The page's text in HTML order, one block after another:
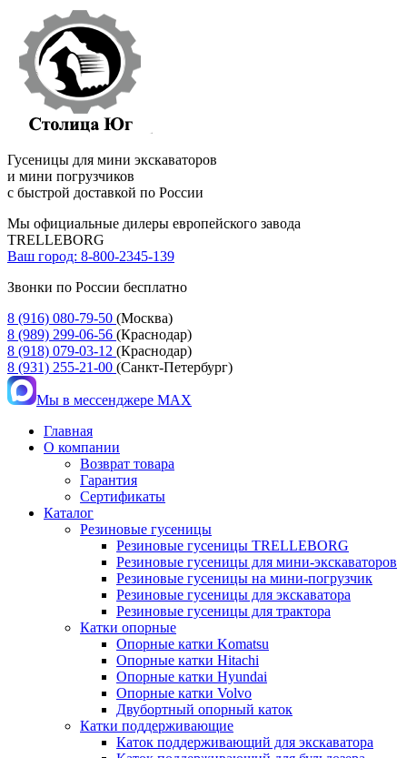
Гусеницы для мини экскаваторов
и мини погрузчиков
с быстрой доставкой по России
Мы официальные дилеры европейского завода
TRELLEBORG
Ваш город: 8-800-2345-139
Звонки по России бесплатно
8 (916) 080-79-50 (Москва)
8 (989) 299-06-56 (Краснодар)
8 (918) 079-03-12 (Краснодар)
8 (931) 255-21-00 (Санкт-Петербург)
Мы в мессенджере MAX
Главная
О компании
Возврат товара
Гарантия
Сертификаты
Каталог
Резиновые гусеницы
Резиновые гусеницы TRELLEBORG
Резиновые гусеницы для мини-экскаваторов
Резиновые гусеницы на мини-погрузчик
Резиновые гусеницы для экскаватора
Резиновые гусеницы для трактора
Катки опорные
Опорные катки Komatsu
Опорные катки Hitachi
Опорные катки Hyundai
Опорные катки Volvo
Двубортный опорный каток
Катки поддерживающие
Каток поддерживающий для экскаватора